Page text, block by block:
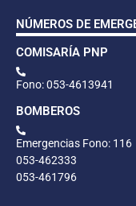
NÚMEROS DE
COMISARÍA PNP
Fono: 053-4613941
BOMBEROS
Emergencias Fono: 116
053-462333
053-461796